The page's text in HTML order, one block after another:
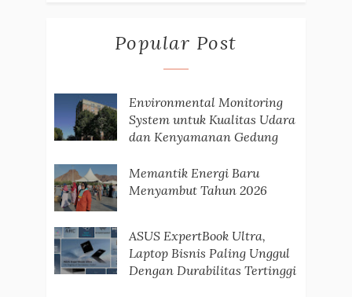
Popular Post
Environmental Monitoring
System untuk Kualitas Udara
dan Kenyamanan Gedung
Memantik Energi Baru
Menyambut Tahun 2026
ASUS ExpertBook Ultra,
Laptop Bisnis Paling Unggul
Dengan Durabilitas Tertinggi